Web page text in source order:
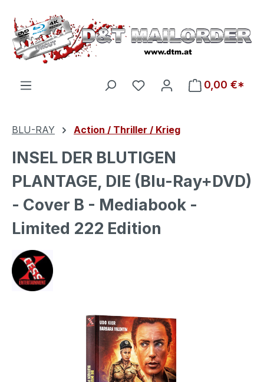
Zum Hauptinhalt springen
Du hast 0 Produkte auf
0,00 €*
BLU-RAY Action / Thriller / Krieg
INSEL DER BLUTIGEN
PLANTAGE, DIE (Blu-Ray+DVD)
- Cover B - Mediabook -
Limited 222 Edition
Bildergalerie überspringen